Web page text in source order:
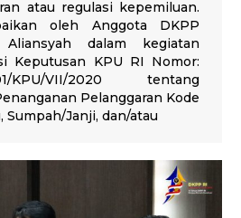
atau regulasi kepemiluan.
oleh Anggota DKPP
dalam kegiatan
Keputusan KPU RI Nomor:
01/KPU/VII/2020 tentang
Pelanggaran Kode
Sumpah/Janji, dan/atau